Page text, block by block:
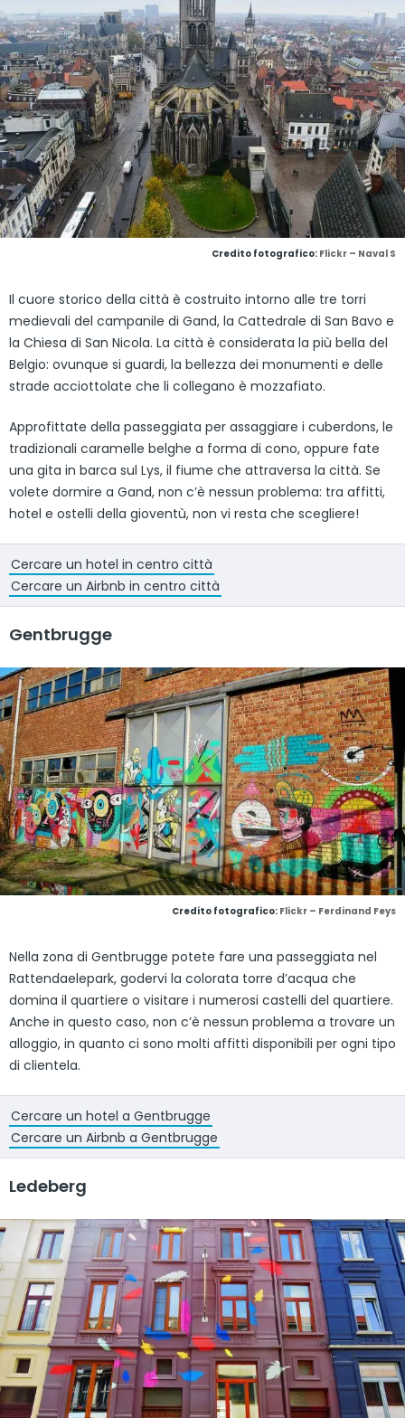
Credito fotografico: Flickr – Naval S
Il cuore storico della città è costruito intorno alle tre torri
medievali del campanile di Gand, la Cattedrale di San Bavo e
la Chiesa di San Nicola. La città è considerata la più bella del
Belgio: ovunque si guardi, la bellezza dei monumenti e delle
strade acciottolate che li collegano è mozzafiato.
Approfittate della passeggiata per assaggiare i cuberdons, le
tradizionali caramelle belghe a forma di cono, oppure fate
una gita in barca sul Lys, il fiume che attraversa la città. Se
volete dormire a Gand, non c’è nessun problema: tra affitti,
hotel e ostelli della gioventù, non vi resta che scegliere!
Cercare un hotel in centro città
Cercare un Airbnb in centro città
Gentbrugge
Credito fotografico: Flickr – Ferdinand Feys
Nella zona di Gentbrugge potete fare una passeggiata nel
Rattendaelepark, godervi la colorata torre d’acqua che
domina il quartiere o visitare i numerosi castelli del quartiere.
Anche in questo caso, non c’è nessun problema a trovare un
alloggio, in quanto ci sono molti affitti disponibili per ogni tipo
di clientela.
Cercare un hotel a Gentbrugge
Cercare un Airbnb a Gentbrugge
Ledeberg